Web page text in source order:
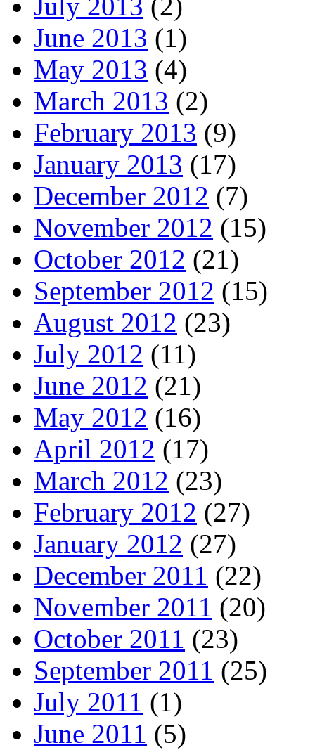
July 2013 (2)
June 2013 (1)
May 2013 (4)
March 2013 (2)
February 2013 (9)
January 2013 (17)
December 2012 (7)
November 2012 (15)
October 2012 (21)
September 2012 (15)
August 2012 (23)
July 2012 (11)
June 2012 (21)
May 2012 (16)
April 2012 (17)
March 2012 (23)
February 2012 (27)
January 2012 (27)
December 2011 (22)
November 2011 (20)
October 2011 (23)
September 2011 (25)
July 2011 (1)
June 2011 (5)